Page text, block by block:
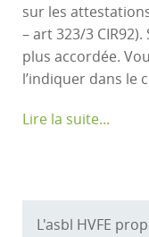
sur les
– art 323/3
plus accordée.
l’indiquer dans le
Lire la suite...
L'asbl HVFE